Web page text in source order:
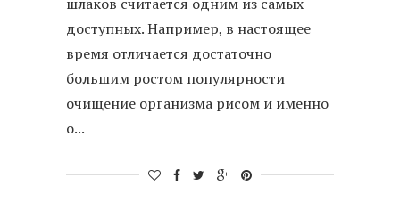
доступных. Например, в настоящее
время отличается достаточно
большим ростом популярности
очищение организма рисом и именно
о...